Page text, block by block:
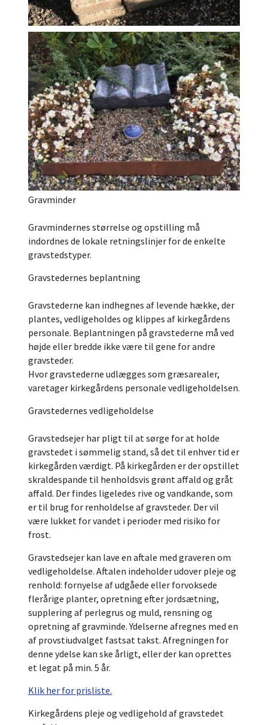
Gravminder
Gravmindernes størrelse og opstilling må
indordnes de lokale retningslinjer for de enkelte
gravstedstyper.
Gravstedernes beplantning
Gravstederne kan indhegnes af levende hække, der
plantes, vedligeholdes og klippes af kirkegårdens
personale. Beplantningen på gravstederne må ved
højde eller bredde ikke være til gene for andre
gravsteder.
Hvor gravstederne udlægges som græsarealer,
varetager kirkegårdens personale vedligeholdelsen.
Gravstedernes vedligeholdelse
Gravstedsejer har pligt til at sørge for at holde
gravstedet i sømmelig stand, så det til enhver tid er
kirkegården værdigt. På kirkegården er der opstillet
skraldespande til henholdsvis grønt affald og gråt
affald. Der findes ligeledes rive og vandkande, som
er til brug for renholdelse af gravsteder. Der vil
være lukket for vandet i perioder med risiko for
frost.
Gravstedsejer kan lave en aftale med graveren om
vedligeholdelse. Aftalen indeholder udover pleje og
renhold: fornyelse af udgåede eller forvoksede
flerårige planter, opretning efter jordsætning,
supplering af perlegrus og muld, rensning og
opretning af gravminde. Ydelserne afregnes med en
af provstiudvalget fastsat takst. Afregningen for
denne ydelse kan ske årligt, eller der kan oprettes
et legat på min. 5 år.
Klik her for prisliste.
Kirkegårdens pleje og vedligehold af gravstedet